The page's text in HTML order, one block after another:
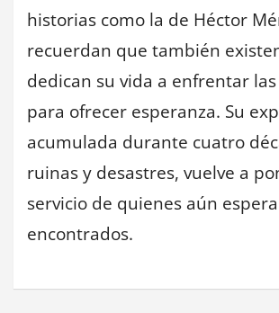
historias como la de Héctor
recuerdan que también
dedican su vida a enfrentar
para ofrecer esperanza. Su
acumulada durante cuatro
ruinas y desastres, vuelve a
servicio de quienes aún
encontrados.